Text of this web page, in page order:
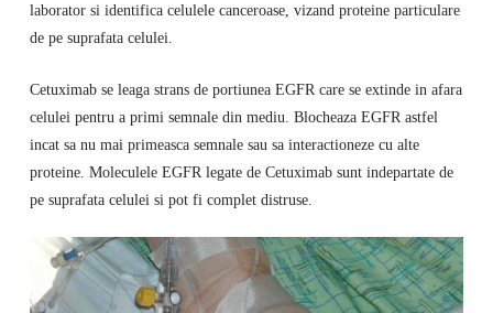
laborator si identifica celulele canceroase, vizand proteine ​​particulare
de pe suprafata celulei.
Cetuximab se leaga strans de portiunea EGFR care se extinde in afara
celulei pentru a primi semnale din mediu. Blocheaza EGFR astfel
incat sa nu mai primeasca semnale sau sa interactioneze cu alte
proteine. Moleculele EGFR legate de Cetuximab sunt indepartate de
pe suprafata celulei si pot fi complet distruse.